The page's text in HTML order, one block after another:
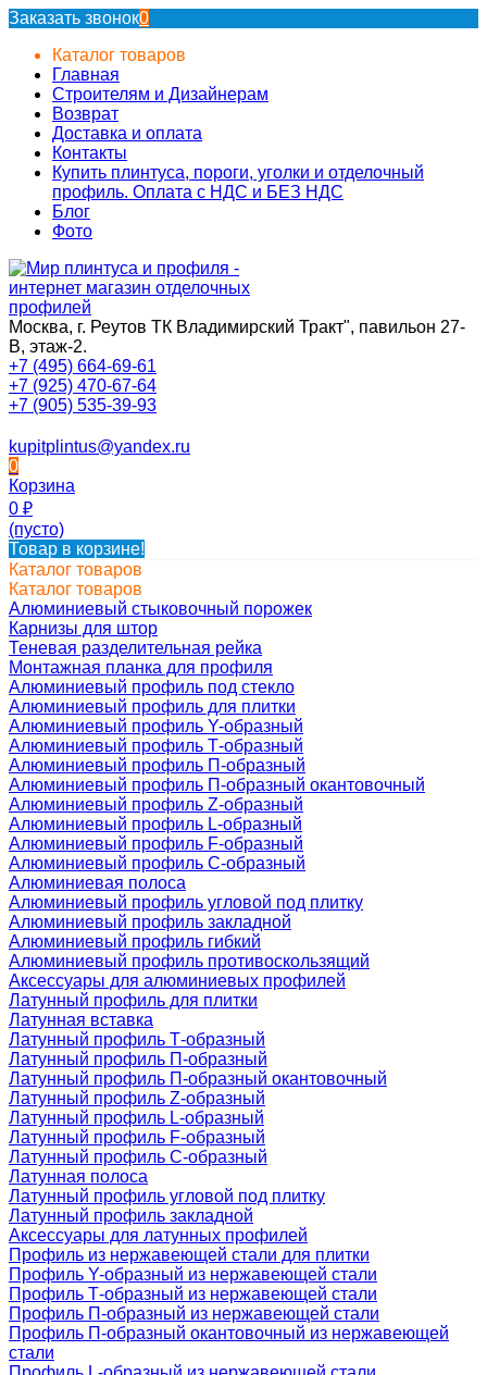
Заказать звонок0
Каталог товаров
Главная
Строителям и Дизайнерам
Возврат
Доставка и оплата
Контакты
Купить плинтуса, пороги, уголки и отделочный
профиль. Оплата с НДС и БЕЗ НДС
Блог
Фото
Москва, г. Реутов ТК Владимирский Тракт", павильон 27-
В, этаж-2.
+7 (495) 664-69-61
+7 (925) 470-67-64
+7 (905) 535-39-93
kupitplintus@yandex.ru
0
Корзина
0 ₽
(пусто)
Товар в корзине!
Каталог товаров
Каталог товаров
Алюминиевый стыковочный порожек
Карнизы для штор
Теневая разделительная рейка
Монтажная планка для профиля
Алюминиевый профиль под стекло
Алюминиевый профиль для плитки
Алюминиевый профиль Y-образный
Алюминиевый профиль Т-образный
Алюминиевый профиль П-образный
Алюминиевый профиль П-образный окантовочный
Алюминиевый профиль Z-образный
Алюминиевый профиль L-образный
Алюминиевый профиль F-образный
Алюминиевый профиль C-образный
Алюминиевая полоса
Алюминиевый профиль угловой под плитку
Алюминиевый профиль закладной
Алюминиевый профиль гибкий
Алюминиевый профиль противоскользящий
Аксессуары для алюминиевых профилей
Латунный профиль для плитки
Латунная вставка
Латунный профиль Т-образный
Латунный профиль П-образный
Латунный профиль П-образный окантовочный
Латунный профиль Z-образный
Латунный профиль L-образный
Латунный профиль F-образный
Латунный профиль C-образный
Латунная полоса
Латунный профиль угловой под плитку
Латунный профиль закладной
Аксессуары для латунных профилей
Профиль из нержавеющей стали для плитки
Профиль Y-образный из нержавеющей стали
Профиль Т-образный из нержавеющей стали
Профиль П-образный из нержавеющей стали
Профиль П-образный окантовочный из нержавеющей
стали